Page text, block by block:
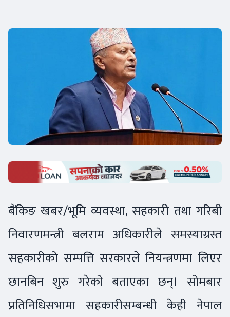
बैंकिङ खबर/भूमि व्यवस्था, सहकारी तथा गरिबी
निवारणमन्त्री बलराम अधिकारीले समस्याग्रस्त
सहकारीको सम्पत्ति सरकारले नियन्त्रणमा लिएर
छानबिन शुरु गरेको बताएका छन्। सोमबार
प्रतिनिधिसभामा सहकारीसम्बन्धी केही नेपाल